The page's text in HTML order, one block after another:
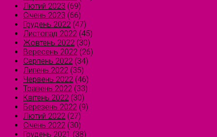
Лютий 2023 (69)
Січень 2023 (66)
Грудень 2022 (47)
Листопад 2022 (45)
Жовтень 2022 (30)
Вересень 2022 (26)
Серпень 2022 (34)
Липень 2022 (35)
Червень 2022 (46)
Травень 2022 (33)
Квітень 2022 (30)
Березень 2022 (9)
Лютий 2022 (27)
Січень 2022 (30)
Грудень 2021 (38)